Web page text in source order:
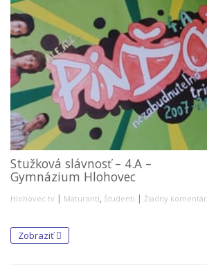
Stužková slávnosť – 4.A –
Gymnázium Hlohovec
Hlohovec.tv | Maturanti, Študenti | Žiadny komentár
Zobraziť